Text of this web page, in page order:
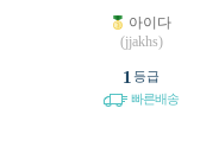
아이다
(jjakhs)
1 등급
빠른배송